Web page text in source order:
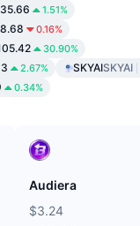
1.51%
0.16%
30.90%
2.67% SKYAISKYAI
0.34%
Audiera
$3.24